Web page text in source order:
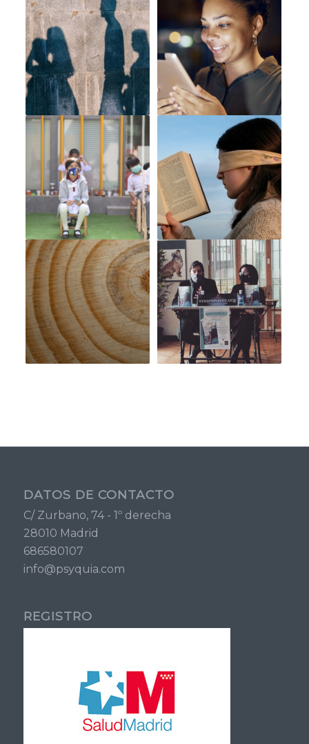
DATOS DE CONTACTO
C/ Zurbano, 74 - 1º derecha
28010 Madrid
686580107
info@psyquia.com
REGISTRO